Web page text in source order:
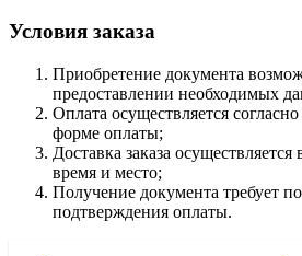
Условия заказа
Приобретение документа
предоставлении необходимых
Оплата осуществляется
форме оплаты;
Доставка заказа
время и место;
Получение документа требует
подтверждения оплаты.